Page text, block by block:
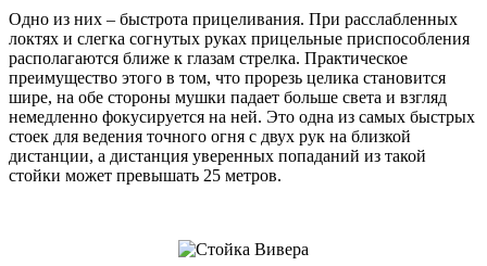
Одно из них – быстрота прицеливания. При расслабленных
локтях и слегка согнутых руках прицельные приспособления
располагаются ближе к глазам стрелка. Практическое
преимущество этого в том, что прорезь целика становится
шире, на обе стороны мушки падает больше света и взгляд
немедленно фокусируется на ней. Это одна из самых быстрых
стоек для ведения точного огня с двух рук на близкой
дистанции, а дистанция уверенных попаданий из такой
стойки может превышать 25 метров.